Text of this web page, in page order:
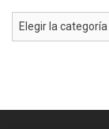
Categorías